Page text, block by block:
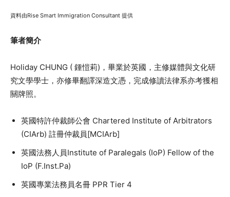
資料由Rise Smart Immigration Consultant 提供
筆者簡介
Holiday CHUNG ( 鍾愷莉)，畢業於英國，主修媒體與文化研
究文學學士，亦修畢翻譯深造文憑，完成修讀法律系亦考獲相
關牌照。
英國特許仲裁師公會 Chartered Institute of Arbitrators
(CIArb) 註冊仲裁員[MCIArb]
英國法務人員Institute of Paralegals (IoP) Fellow of the
IoP (F.Inst.Pa)
英國專業法務員名冊 PPR Tier 4